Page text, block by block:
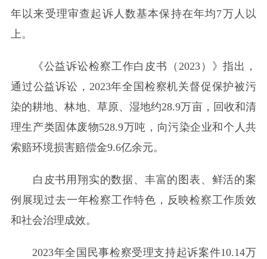
年以来受理审查起诉人数基本保持在年均7万人以
上。
《公益诉讼检察工作白皮书（2023）》指出，
通过公益诉讼，2023年全国检察机关督促保护被污
染的耕地、林地、草原、湿地约28.9万亩，回收和清
理生产类固体废物528.9万吨，向污染企业和个人共
索赔环境损害赔偿金9.6亿余元。
白皮书用翔实的数据、丰富的图表、鲜活的案
例展现过去一年检察工作特色，反映检察工作质效
和社会治理成效。
2023年全国民事检察受理支持起诉案件10.14万